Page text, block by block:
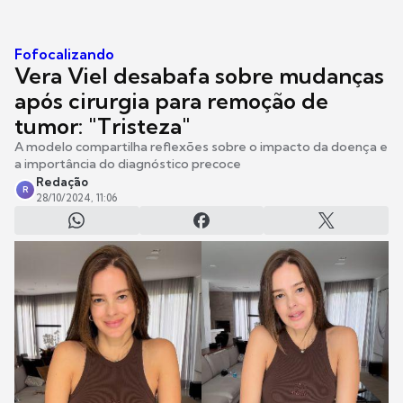
Fofocalizando
Vera Viel desabafa sobre mudanças
após cirurgia para remoção de
tumor: "Tristeza"
A modelo compartilha reflexões sobre o impacto da doença e
a importância do diagnóstico precoce
R
Redação
28/10/2024, 11:06